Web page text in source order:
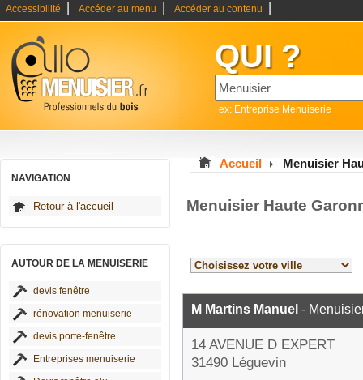
Accessibilité Accéder au menu Accéder au contenu
QUI ?
ex: Entreprise Menuiserie
NAVIGATION
Retour à l'accueil
AUTOUR DE LA MENUISERIE
devis fenêtre
rénovation menuiserie
devis porte-fenêtre
Entreprises menuiserie
Accueil Menuisier
Menuisier Haute
M Martins Manuel -
14 AVENUE D EXPERT
31490 Léguevin